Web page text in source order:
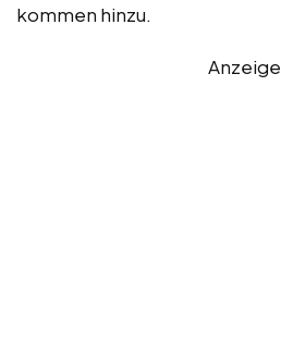
kommen hinzu.
Anzeige